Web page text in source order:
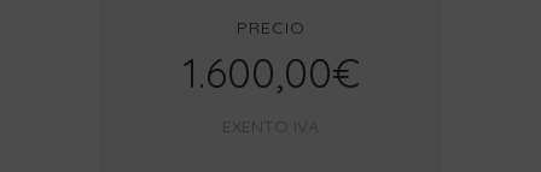
PRECIO
1.600,00€
EXENTO IVA